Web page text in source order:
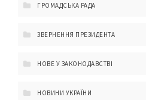
ГРОМАДСЬКА РАДА
ЗВЕРНЕННЯ ПРЕЗИДЕНТА
НОВЕ У ЗАКОНОДАВСТВІ
НОВИНИ УКРАЇНИ